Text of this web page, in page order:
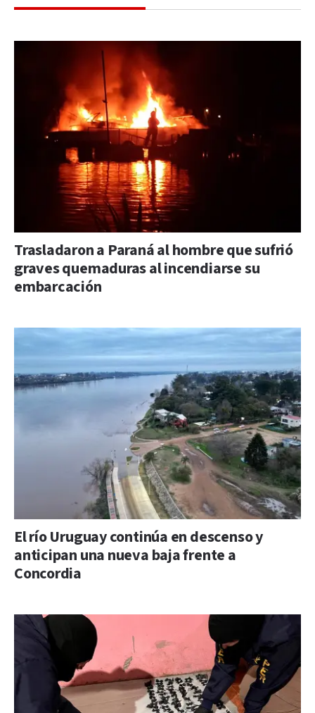
Trasladaron a Paraná al hombre que sufrió
graves quemaduras al incendiarse su
embarcación
El río Uruguay continúa en descenso y
anticipan una nueva baja frente a
Concordia